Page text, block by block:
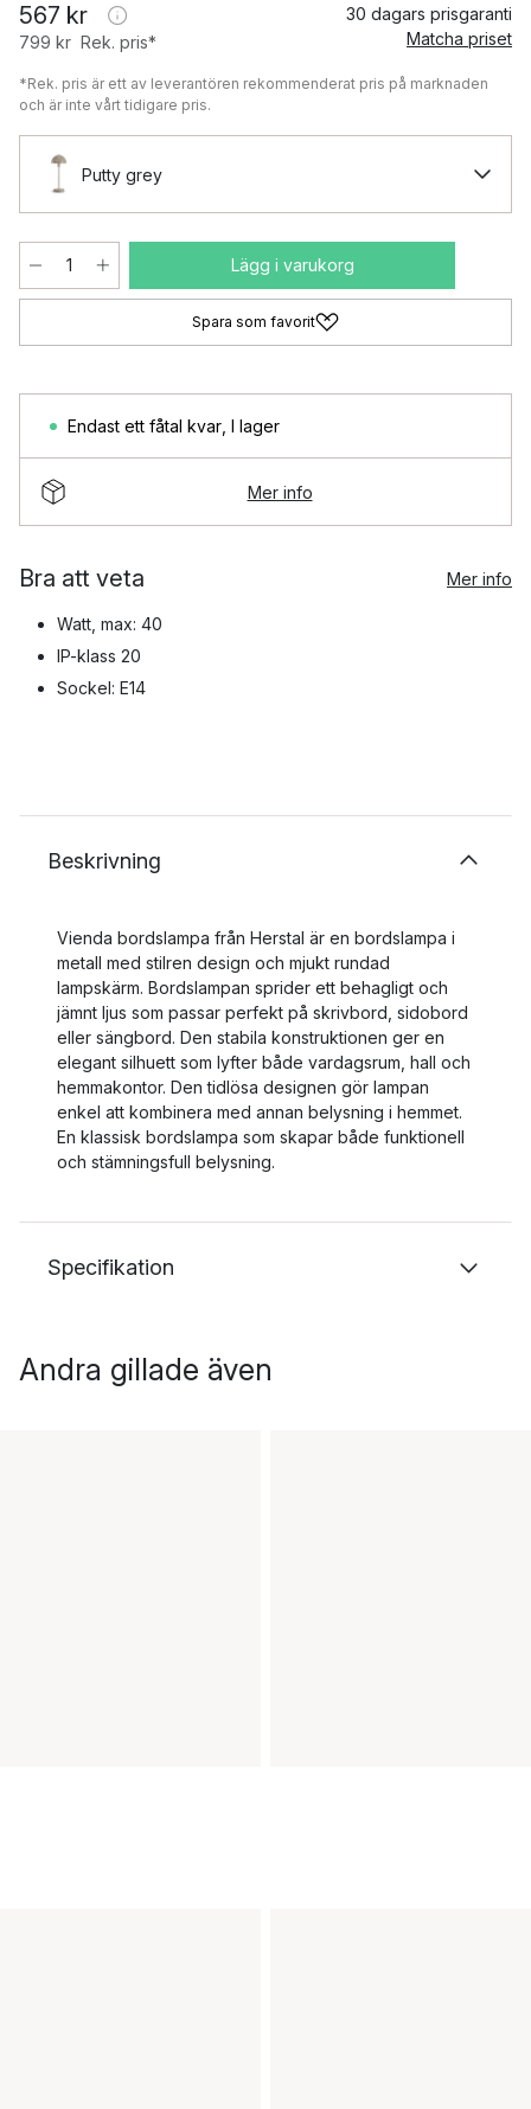
567 kr
799 kr Rek. pris*
30 dagars prisgaranti
Matcha priset
*Rek. pris är ett av leverantören rekommenderat pris på marknaden
och är inte vårt tidigare pris.
Putty grey
Lägg i varukorg
Spara som favorit
Endast ett fåtal kvar I lager
Mer info
Bra att veta Mer info
Watt, max: 40
IP-klass 20
Sockel: E14
Beskrivning
Vienda bordslampa från Herstal är en bordslampa i
metall med stilren design och mjukt rundad
lampskärm. Bordslampan sprider ett behagligt och
jämnt ljus som passar perfekt på skrivbord, sidobord
eller sängbord. Den stabila konstruktionen ger en
elegant silhuett som lyfter både vardagsrum, hall och
hemmakontor. Den tidlösa designen gör lampan
enkel att kombinera med annan belysning i hemmet.
En klassisk bordslampa som skapar både funktionell
och stämningsfull belysning.
Specifikation
Andra gillade även